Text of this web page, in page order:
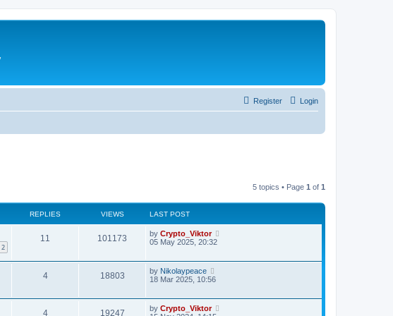
Login
Register
5 topics • Page 1 of 1
REPLIES VIEWS LAST POST
2
11 101173 by Crypto_Viktor
05 May 2025, 20:32
4 18803 by Nikolaypeace
18 Mar 2025, 10:56
4 19247 by Crypto_Viktor